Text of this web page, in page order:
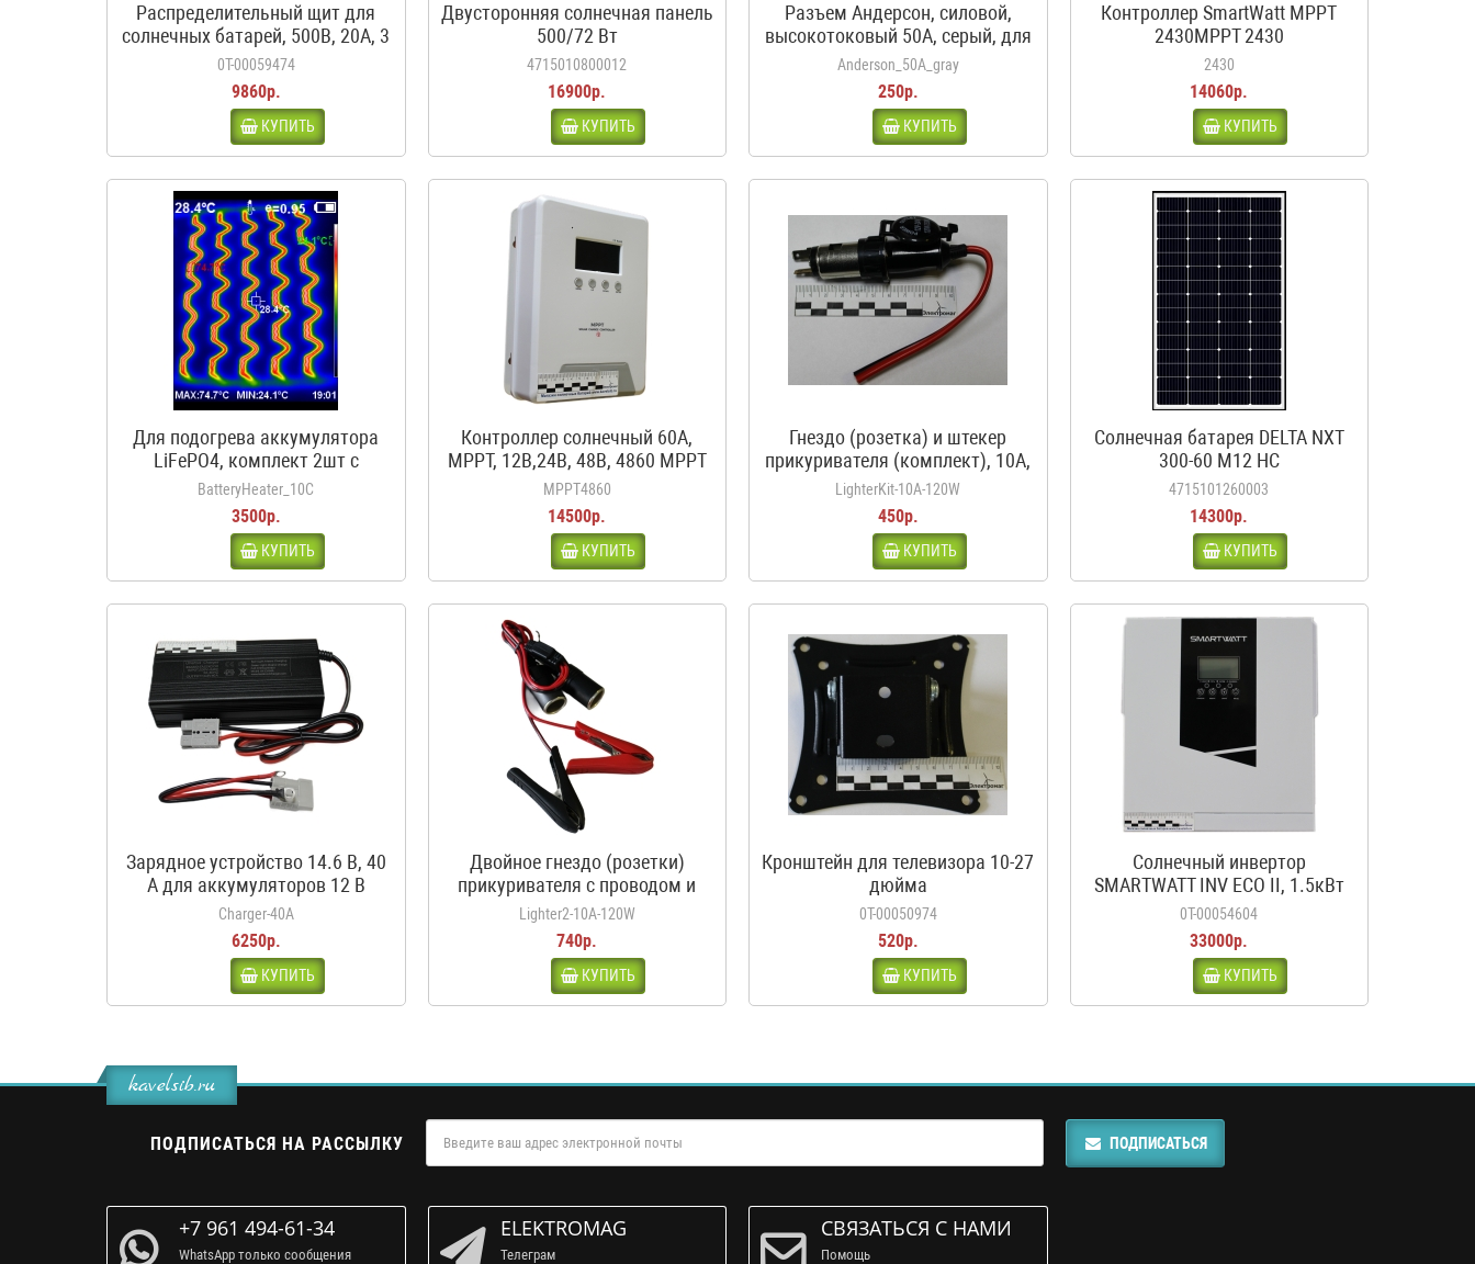
Распределительный щит для
солнечных батарей, 500В, 20А, 3
входа, 1 выход, с
предохранителями
0Т-00059474
9860р.
КУПИТЬ
Двусторонняя солнечная панель
500/72 Вт
4715010800012
16900р.
КУПИТЬ
Разъем Андерсон, силовой,
высокотоковый 50A, серый, для
аккумуляторов автодома,
каравана, кемпера
Anderson_50A_gray
250р.
КУПИТЬ
Контроллер SmartWatt MPPT
2430MPPT 2430
2430
14060р.
КУПИТЬ
Для подогрева аккумулятора
LiFePO4, комплект 2шт с
термостатом, 12В, 50Вт, 3.5А,
10С
BatteryHeater_10C
3500р.
КУПИТЬ
Контроллер солнечный 60А,
MPPT, 12В,24В, 48В, 4860 MPPT
белый
MPPT4860
14500р.
КУПИТЬ
Гнездо (розетка) и штекер
прикуривателя (комплект), 10А,
120Вт, 12-24В
LighterKit-10A-120W
450р.
КУПИТЬ
Солнечная батарея DELTA NXT
300-60 M12 HC
4715101260003
14300р.
КУПИТЬ
Зарядное устройство 14.6 В, 40
А для аккумуляторов 12 В
LiFePO4
Charger-40A
6250р.
КУПИТЬ
Двойное гнездо (розетки)
прикуривателя с проводом и
крокодилами, 10А, 120Вт, 12-24В
Lighter2-10A-120W
740р.
КУПИТЬ
Кронштейн для телевизора 10-27
дюйма
0Т-00050974
520р.
КУПИТЬ
Солнечный инвертор
SMARTWATT INV ECO II, 1.5кВт
0Т-00054604
33000р.
КУПИТЬ
kavelsib.ru
ПОДПИСАТЬСЯ НА РАССЫЛКУ ПОДПИСАТЬСЯ
+7 961 494-61-34
WhatsApp только сообщения
ELEKTROMAG
Телеграм
СВЯЗАТЬСЯ С НАМИ
Помощь